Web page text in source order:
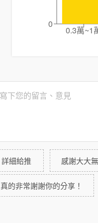
0.3萬~1
0
詳細給推 感謝大大
真的非常謝謝你的分享！